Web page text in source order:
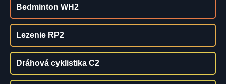
Bedminton WH2
Lezenie RP2
Dráhová cyklistika C2